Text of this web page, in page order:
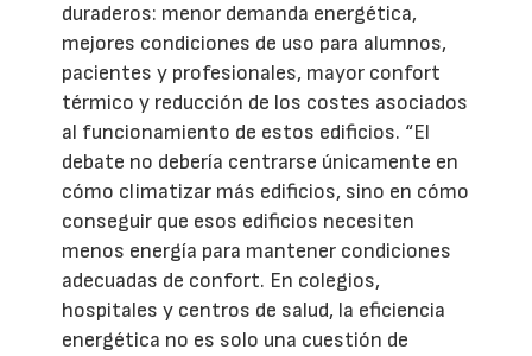
duraderos: menor demanda energética,
mejores condiciones de uso para alumnos,
pacientes y profesionales, mayor confort
térmico y reducción de los costes asociados
al funcionamiento de estos edificios. “El
debate no debería centrarse únicamente en
cómo climatizar más edificios, sino en cómo
conseguir que esos edificios necesiten
menos energía para mantener condiciones
adecuadas de confort. En colegios,
hospitales y centros de salud, la eficiencia
energética no es solo una cuestión de